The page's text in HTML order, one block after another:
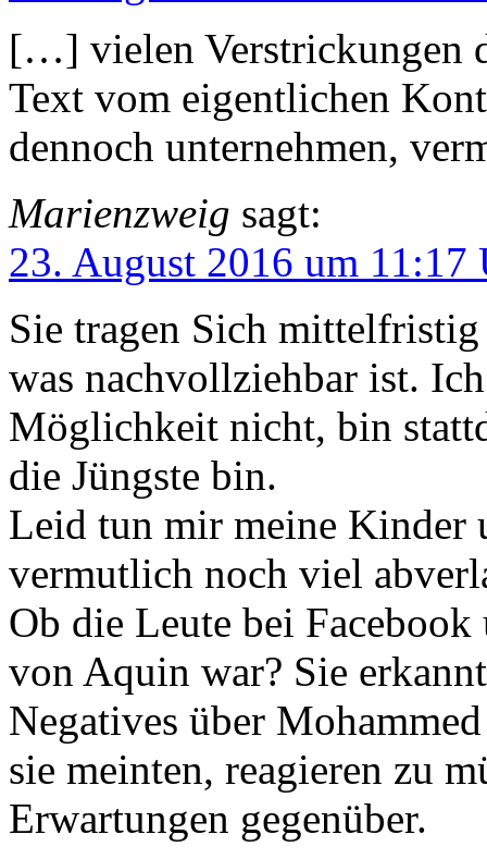
[…] vielen Verstrickungen
Text vom eigentlichen
dennoch unternehmen,
Marienzweig sagt:
23. August 2016 um 11:17
Sie tragen Sich
was nachvollziehbar ist.
Möglichkeit nicht, bin
die Jüngste bin.
Leid tun mir meine Kinder
vermutlich noch viel
Ob die Leute bei
von Aquin war? Sie
Negatives über
sie meinten, reagieren zu
Erwartungen gegenüber.